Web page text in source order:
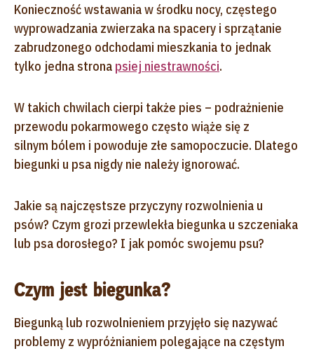
Konieczność wstawania w środku nocy, częstego
wyprowadzania zwierzaka na spacery i sprzątanie
zabrudzonego odchodami mieszkania to jednak
tylko jedna strona psiej niestrawności.
W takich chwilach cierpi także pies – podrażnienie
przewodu pokarmowego często wiąże się z
silnym bólem i powoduje złe samopoczucie. Dlatego
biegunki u psa nigdy nie należy ignorować.
Jakie są najczęstsze przyczyny rozwolnienia u
psów? Czym grozi przewlekła biegunka u szczeniaka
lub psa dorosłego? I jak pomóc swojemu psu?
Czym jest biegunka?
Biegunką lub rozwolnieniem przyjęło się nazywać
problemy z wypróżnianiem polegające na częstym